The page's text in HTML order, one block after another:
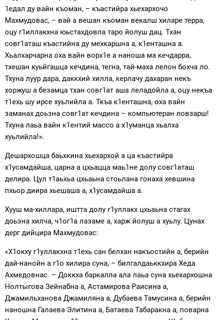
1едал ду вайн къоман, – къастийра хьехархочо
Махмудовас, – вай а вешан къоман векалш хиларе терра,
оцу г1иллакхна юьстахдовла таро йолуш дац. Тхан
совг1аташ къастийна ду мехкаршна а, к1енташна а.
Хьалхарчарна оха вайн ворх1е а наноша ма кечдарра,
тхешан куьйгашца кечдина, тегна, тай-маха лелон бохча ло.
Тхуна луур дара, даккхий хилла, керлачу дахаран некъ
хоржуш а безамца тхан совг1ат аша леладойла а, оцу некъа
т1ехь шу ирсе хуьлийла а. Ткъа к1енташна, оха вайн
заманах доьзна совг1ат кечдина – компьютеран ловзарш!
Тхуна лаьа вайн к1ентий массо а х1уманца хьалха
хуьлийла!».
Дешархошца баьхкина хьехархой а ца къастийра
х1усамдайша, царна а цхьацца маь1не долу совг1аташ
делира. Цул т1аьхьа цхьаьна стоьлана гонаха хевшина
пхьор диира хьешаша а, х1усамдайша а.
Хууш ма-хиллара, иштта долу г1уллакх цхьаьна стагах
доьзна хилча, ч1ог1а лазаме а, харж йолуш а хуьлу. Цунах
дерг дийцира Махмудовас:
«Х1окху г1уллакхна т1ехь сан белхан накъостийн а, берийн
дай-нанойн а г1о хилира суна, – билгалдаьккхира Хеда
Ахмедовнас. – Доккха баркалла ала лаьа суна хьехархошна
Нолтыгова Зейнабна а, Астамирова Раисина а,
Джамильханова Джамиляна а, Дубаева Тамусина а, берийн
наношна Галаева Элитина а, Батаева Табаракна а, поварна